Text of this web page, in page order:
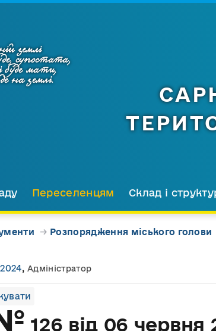
землі
супостата,
буде мати,
на землі.
Переселенцям Склад і
→ Розпорядження міського голови
,Адміністратор
126 від 06